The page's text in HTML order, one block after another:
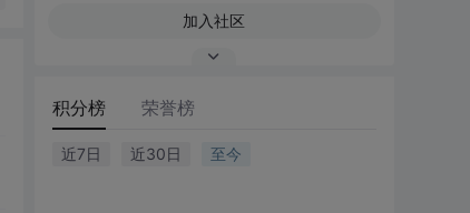
加入社区
积分榜 荣誉榜
近7日 近30日 至今